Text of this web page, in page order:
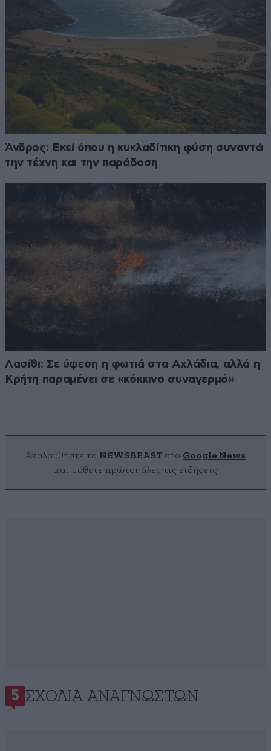
Άνδρος: Εκεί όπου η κυκλαδίτικη φύση συναντά
την τέχνη και την παράδοση
Λασίθι: Σε ύφεση η φωτιά στα Αχλάδια, αλλά η
Κρήτη παραμένει σε «κόκκινο συναγερμό»
Ακολουθήστε το NEWSBEAST στο Google News
και μάθετε πρώτοι όλες τις ειδήσεις
5 ΣΧΌΛΙΑ ΑΝΑΓΝΩΣΤΏΝ